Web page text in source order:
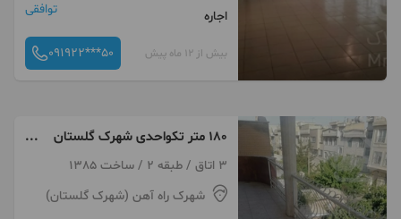
اجاره
توافقی
بیش از 12 ماه پیش 091922***50
۱۸۰ متر تکواحدی شهرک گلستان
هاشم زاده سروستان
3 اتاق / طبقه 2 / ساخت 1385
شهرک راه آهن (شهرک گلستان)